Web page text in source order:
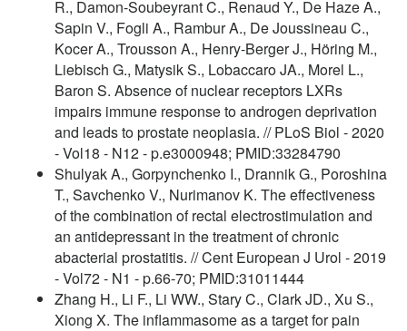
R., Damon-Soubeyrant C., Renaud Y., De Haze A.,
Sapin V., Fogli A., Rambur A., De Joussineau C.,
Kocer A., Trousson A., Henry-Berger J., Höring M.,
Liebisch G., Matysik S., Lobaccaro JA., Morel L.,
Baron S. Absence of nuclear receptors LXRs
impairs immune response to androgen deprivation
and leads to prostate neoplasia. // PLoS Biol - 2020
- Vol18 - N12 - p.e3000948; PMID:33284790
Shulyak A., Gorpynchenko I., Drannik G., Poroshina
T., Savchenko V., Nurimanov K. The effectiveness
of the combination of rectal electrostimulation and
an antidepressant in the treatment of chronic
abacterial prostatitis. // Cent European J Urol - 2019
- Vol72 - N1 - p.66-70; PMID:31011444
Zhang H., Li F., Li WW., Stary C., Clark JD., Xu S.,
Xiong X. The inflammasome as a target for pain